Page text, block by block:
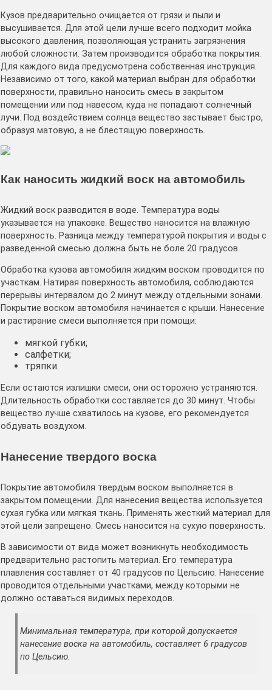
Кузов предварительно очищается от грязи и пыли и
высушивается. Для этой цели лучше всего подходит мойка
высокого давления, позволяющая устранить загрязнения
любой сложности. Затем производится обработка покрытия.
Для каждого вида предусмотрена собственная инструкция.
Независимо от того, какой материал выбран для обработки
поверхности, правильно наносить смесь в закрытом
помещении или под навесом, куда не попадают солнечный
лучи. Под воздействием солнца вещество застывает быстро,
образуя матовую, а не блестящую поверхность.
Как наносить жидкий воск на автомобиль
Жидкий воск разводится в воде. Температура воды
указывается на упаковке. Вещество наносится на влажную
поверхность. Разница между температурой покрытия и воды с
разведенной смесью должна быть не боле 20 градусов.
Обработка кузова автомобиля жидким воском проводится по
участкам. Натирая поверхность автомобиля, соблюдаются
перерывы интервалом до 2 минут между отдельными зонами.
Покрытие воском автомобиля начинается с крыши. Нанесение
и растирание смеси выполняется при помощи:
мягкой губки;
салфетки;
тряпки.
Если остаются излишки смеси, они осторожно устраняются.
Длительность обработки составляется до 30 минут. Чтобы
вещество лучше схватилось на кузове, его рекомендуется
обдувать воздухом.
Нанесение твердого воска
Покрытие автомобиля твердым воском выполняется в
закрытом помещении. Для нанесения вещества используется
сухая губка или мягкая ткань. Применять жесткий материал для
этой цели запрещено. Смесь наносится на сухую поверхность.
В зависимости от вида может возникнуть необходимость
предварительно растопить материал. Его температура
плавления составляет от 40 градусов по Цельсию. Нанесение
проводится отдельными участками, между которыми не
должно оставаться видимых переходов.
Минимальная температура, при которой допускается
нанесение воска на автомобиль, составляет 6 градусов
по Цельсию.